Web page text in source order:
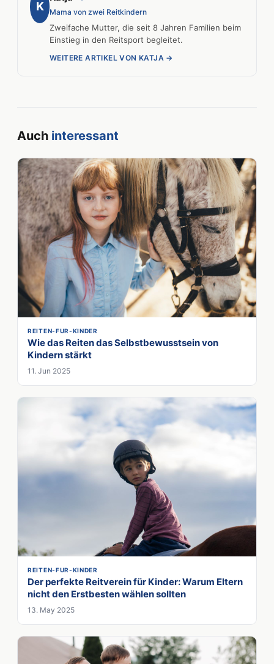
K Mama von zwei Reitkindern
Zweifache Mutter, die seit 8 Jahren Familien beim
Einstieg in den Reitsport begleitet.
WEITERE ARTIKEL VON KATJA →
Auch interessant
REITEN-FUR-KINDER
Wie das Reiten das Selbstbewusstsein von
Kindern stärkt
11. Jun 2025
REITEN-FUR-KINDER
Der perfekte Reitverein für Kinder: Warum Eltern
nicht den Erstbesten wählen sollten
13. May 2025